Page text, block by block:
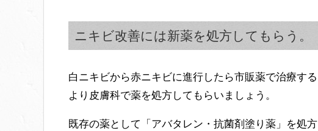
ニキビ改善には新薬を処方してもらう。
白ニキビから赤ニキビに進行したら市販薬で治療する
より皮膚科で薬を処方してもらいましょう。
既存の薬として「アバタレン・抗菌剤塗り薬」を処方